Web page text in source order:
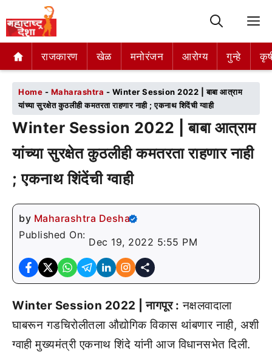
राजकारण खेळ मनोरंजन आरोग्य गुन्हे
राजकारण खेळ मनोरंजन आरोग्य गुन्हे
Home - Maharashtra - Winter Session 2022 | बाबा आत्राम
यांच्या सुरक्षेत कुठलीही कमतरता राहणार नाही ; एकनाथ शिंदेंची ग्वाही
Winter Session 2022 | बाबा आत्राम
यांच्या सुरक्षेत कुठलीही कमतरता राहणार नाही
; एकनाथ शिंदेंची ग्वाही
by Maharashtra Desha
Published On:
Dec 19, 2022 5:55 PM
Winter Session 2022 | नागपूर : नक्षलवादाला
घाबरून गडचिरोलीतला औद्योगिक विकास थांबणार नाही, अशी
ग्वाही मुख्यमंत्री एकनाथ शिंदे यांनी आज विधानसभेत दिली.